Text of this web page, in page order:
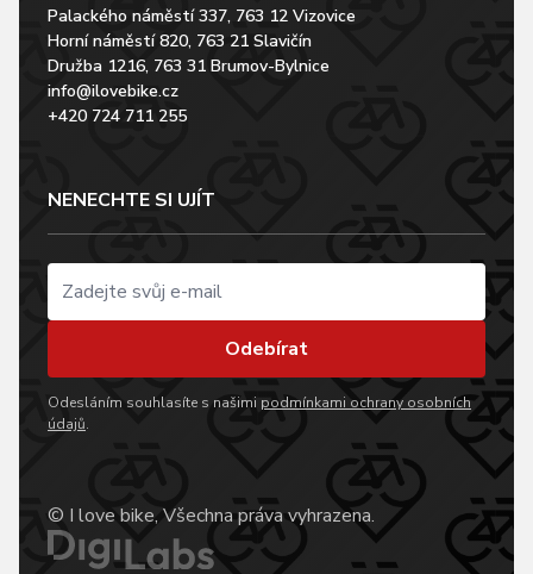
Palackého náměstí 337, 763 12 Vizovice
Horní náměstí 820, 763 21 Slavičín
Družba 1216, 763 31 Brumov-Bylnice
info@ilovebike.cz
+420 724 711 255
NENECHTE SI UJÍT
Odebírat
Odesláním souhlasíte s našimi podmínkami ochrany osobních
údajů.
© I love bike, Všechna práva vyhrazena.